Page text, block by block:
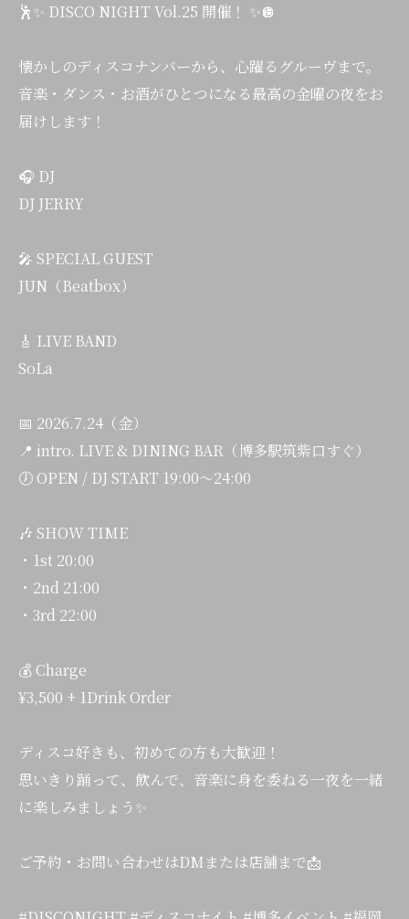
🕺✨ DISCO NIGHT Vol.25 開催！ ✨🪩
懐かしのディスコナンバーから、心躍るグルーヴまで。
音楽・ダンス・お酒がひとつになる最高の金曜の夜をお
届けします！
🎧 DJ
DJ JERRY
🎤 SPECIAL GUEST
JUN（Beatbox）
🎸 LIVE BAND
SoLa
📅 2026.7.24（金）
📍 intro. LIVE & DINING BAR（博多駅筑紫口すぐ）
🕖 OPEN / DJ START 19:00〜24:00
🎶 SHOW TIME
・1st 20:00
・2nd 21:00
・3rd 22:00
💰 Charge
¥3,500 + 1Drink Order
ディスコ好きも、初めての方も大歓迎！
思いきり踊って、飲んで、音楽に身を委ねる一夜を一緒
に楽しみましょう✨
ご予約・お問い合わせはDMまたは店舗まで📩